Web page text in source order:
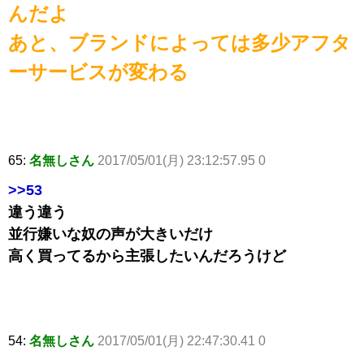
んだよ
あと、ブランドによっては多少アフタ
ーサービスが変わる
65: 名無しさん 2017/05/01(月) 23:12:57.95 0
>>53
違う違う
並行嫌いな奴の声が大きいだけ
高く買ってるから主張したいんだろうけど
54: 名無しさん 2017/05/01(月) 22:47:30.41 0